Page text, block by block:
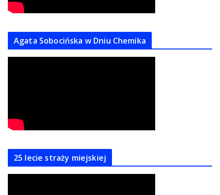
Agata Sobocińska w Dniu Chemika
25 lecie straży miejskiej